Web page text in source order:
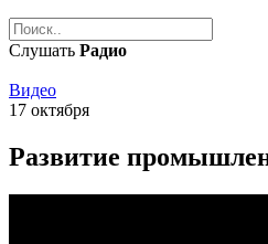
Слушать Радио
Видео
17 октября
Развитие